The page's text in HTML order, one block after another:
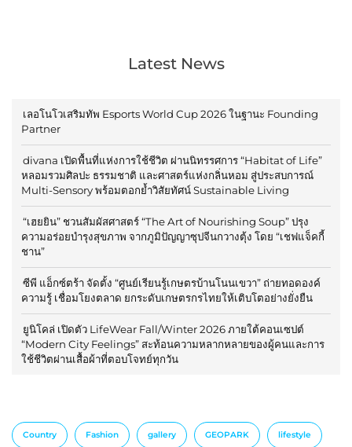
Latest News
เลอโนโวเสริมทัพ Esports World Cup 2026 ในฐานะ Founding
Partner
divana เปิดพื้นที่แห่งการใช้ชีวิต ผ่านนิทรรศการ “Habitat of Life”
หลอมรวมศิลปะ ธรรมชาติ และศาสตร์แห่งกลิ่นหอม สู่ประสบการณ์
Multi-Sensory พร้อมตอกย้ำวิสัยทัศน์ Sustainable Living
“เฮยยิน” ชวนสัมผัสศาสตร์ “The Art of Nourishing Soup” ปรุง
ความอร่อยบำรุงสุขภาพ จากภูมิปัญญาซุปจีนกวางตุ้ง โดย “เชฟแจ็คกี้
ชาน”
ซีพี แอ็กซ์ตร้า จัดตั้ง “ศูนย์เรียนรู้เกษตรบ้านโนนเขวา” ถ่ายทอดองค์
ความรู้ เชื่อมโยงตลาด ยกระดับเกษตรกรไทยให้เติบโตอย่างยั่งยืน
ยูนิโคล่ เปิดตัว LifeWear Fall/Winter 2026 ภายใต้คอนเซปต์
“Modern City Feelings” สะท้อนความหลากหลายของผู้คนและการ
ใช้ชีวิตผ่านเสื้อผ้าที่ตอบโจทย์ทุกวัน
Country Fashion gallery GEOPARK lifestyle